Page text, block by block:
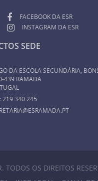
FACEBOOK DA ESR
INSTAGRAM DA ESR
SEDE
DA ESCOLA SECUNDÁRIA,
439 RAMADA
219 340 245
TODOS OS DIREITOS